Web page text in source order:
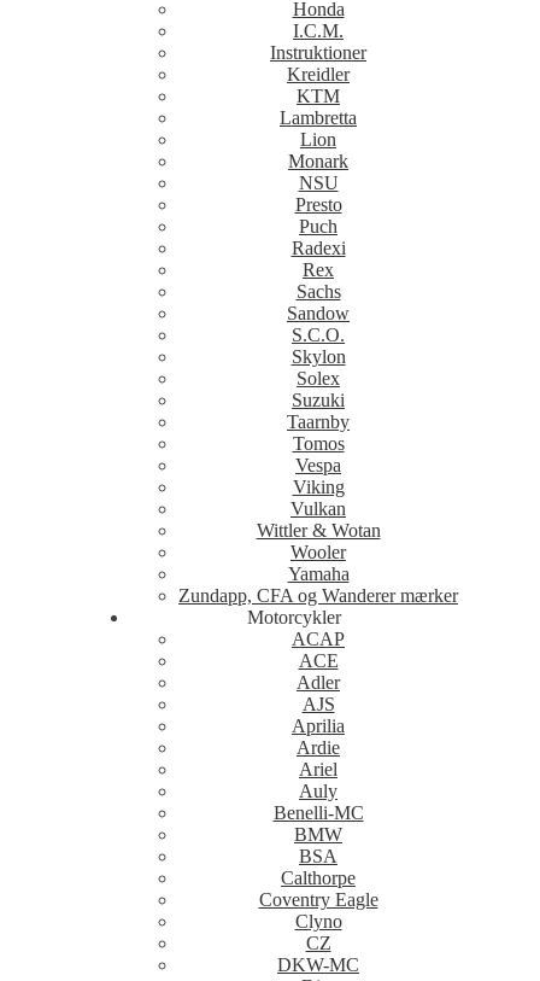
Honda
I.C.M.
Instruktioner
Kreidler
KTM
Lambretta
Lion
Monark
NSU
Presto
Puch
Radexi
Rex
Sachs
Sandow
S.C.O.
Skylon
Solex
Suzuki
Taarnby
Tomos
Vespa
Viking
Vulkan
Wittler & Wotan
Wooler
Yamaha
Zundapp, CFA og Wanderer mærker
Motorcykler
ACAP
ACE
Adler
AJS
Aprilia
Ardie
Ariel
Auly
Benelli-MC
BMW
BSA
Calthorpe
Coventry Eagle
Clyno
CZ
DKW-MC